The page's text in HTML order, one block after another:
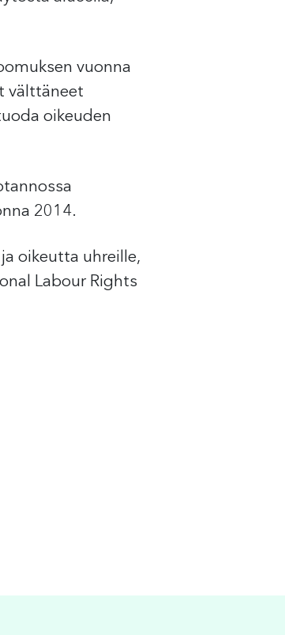
vuonna
välttäneet
oikeuden
2014.
oikeutta uhreille,
Labour Rights